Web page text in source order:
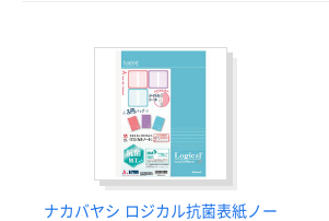
ナカバヤシ ロジカル抗菌表紙ノー